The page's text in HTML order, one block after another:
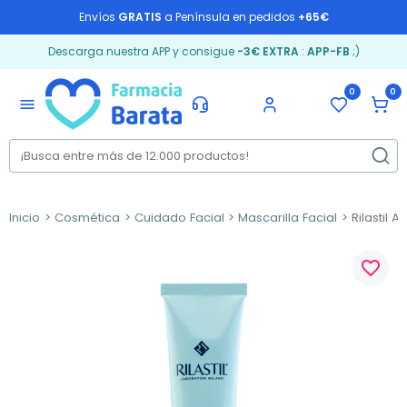
Envíos GRATIS a Península en pedidos +65€
Descarga nuestra APP y consigue -3€ EXTRA: APP-FB ;)
menu
0 0
Inicio Cosmética Cuidado Facial Mascarilla Facial Rilastil
favorite_border